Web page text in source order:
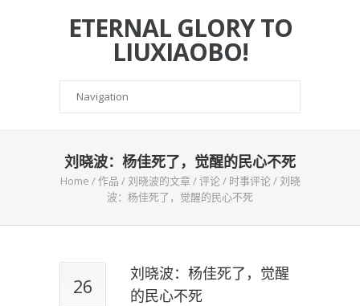
ETERNAL GLORY TO
LIUXIAOBO!
刘晓波：杨佳死了，觉醒的民心不死
Home /作品 /刘晓波的文章/评论/ 时事评论/刘晓
波：杨佳死了，觉醒的民心不死
26
刘晓波：杨佳死了，觉醒
的民心不死